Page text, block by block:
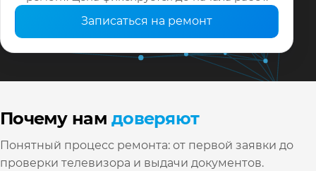
Записаться на ремонт
Почему намдоверяют
Понятный процесс ремонта: от первой заявки до
проверки телевизора и выдачи документов.